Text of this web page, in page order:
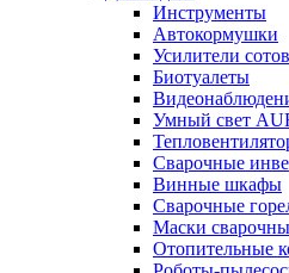
Инструменты
Автокормушки
Усилители
Биотуалеты
Умный свет
Сварочные
Винные шкафы
Сварочные
Маски
Отопительные